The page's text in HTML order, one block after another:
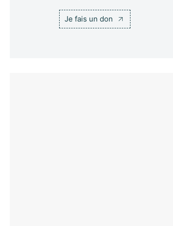
Je fais un don